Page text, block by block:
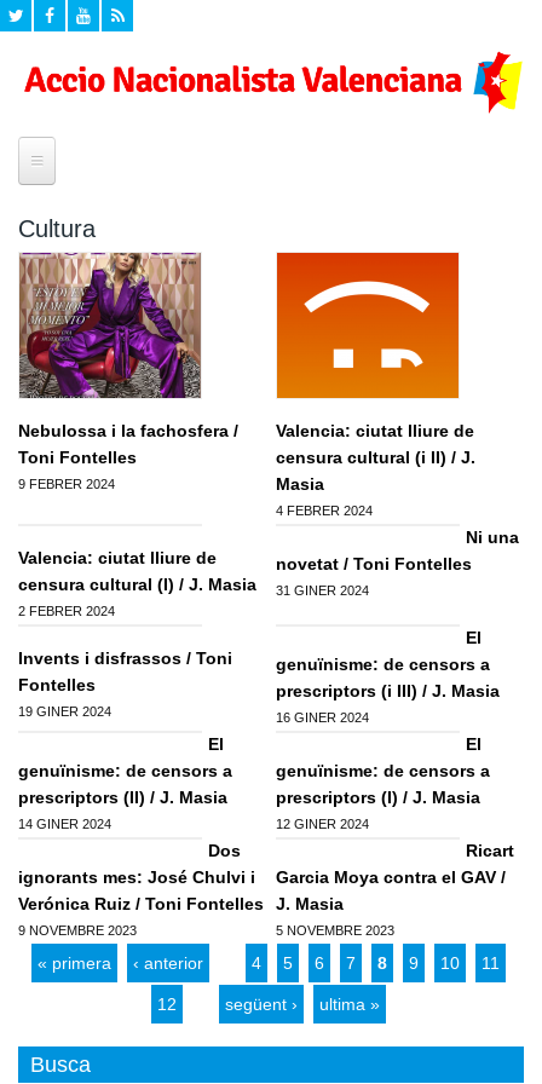
¿Quí som?
Historia
Declaracio de Principis
Seccions
Agenda
Campanyes
Cultura
Infraestructures
Politica
Societat
ACNV
Economia
Propostes
Programa Politic d'Accio Nacionalista Valenciana
Formacio
Formacio per a valencianistes
Formacio complementaria
Normes d'El Puig
Documents
Usuari*
Contrasenya*
Solicitar una nova contrasenya
Contactar
Cultura
Nebulossa i la fachosfera /
Toni Fontelles
9 FEBRER 2024
Valencia: ciutat lliure de
censura cultural (i II) / J.
Masia
4 FEBRER 2024
Valencia: ciutat lliure de
censura cultural (I) / J. Masia
2 FEBRER 2024
Ni una
novetat / Toni Fontelles
31 GINER 2024
Invents i disfrassos / Toni
Fontelles
19 GINER 2024
El
genuïnisme: de censors a
prescriptors (i III) / J. Masia
16 GINER 2024
El
genuïnisme: de censors a
prescriptors (II) / J. Masia
14 GINER 2024
El
genuïnisme: de censors a
prescriptors (I) / J. Masia
12 GINER 2024
Dos
ignorants mes: José Chulvi i
Verónica Ruiz / Toni Fontelles
9 NOVEMBRE 2023
Ricart
Garcia Moya contra el GAV /
J. Masia
5 NOVEMBRE 2023
« primera ‹ anterior 4 5 6 7 8 9 10 11
12 següent › ultima »
Busca